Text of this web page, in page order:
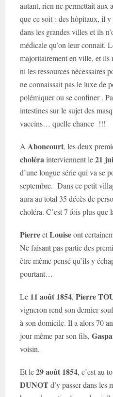
autant, rien ne permettait aux
que ce soit : des hôpitaux, il y
dans les grandes villes et ils
médicale qu’on leur connait.
majoritairement en ville, et ils
ni les ressources
ne connaissait pas le luxe de
polémiquer ou se confiner .
intestines sur le sujet des
vaccins… quelle chance !!!
A Aboncourt, les deux
cholérainterviennent le21
d’une longue série qui va se
septembre. Dans ce petit
aura au total 35 décès de
choléra. C’est 7 fois plus
PierreetLouiseont
Ne faisant pas partie des
être même pensé qu’ils y
pourtant…
Le 11 août 1854,Pierre
vigneron rend son dernier
à son domicile. Il a alors 70
jour même par son fils,
voisin.
Et le29 août 1854, c’est au
DUNOTd’y passer dans les